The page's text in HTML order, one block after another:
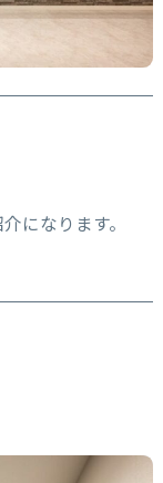
になります。